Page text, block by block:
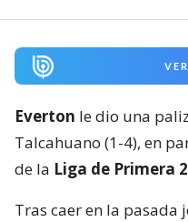
Everton le dio una
Talcahuano (1-4), en
de la Liga de Primera
Tras caer en la pasada